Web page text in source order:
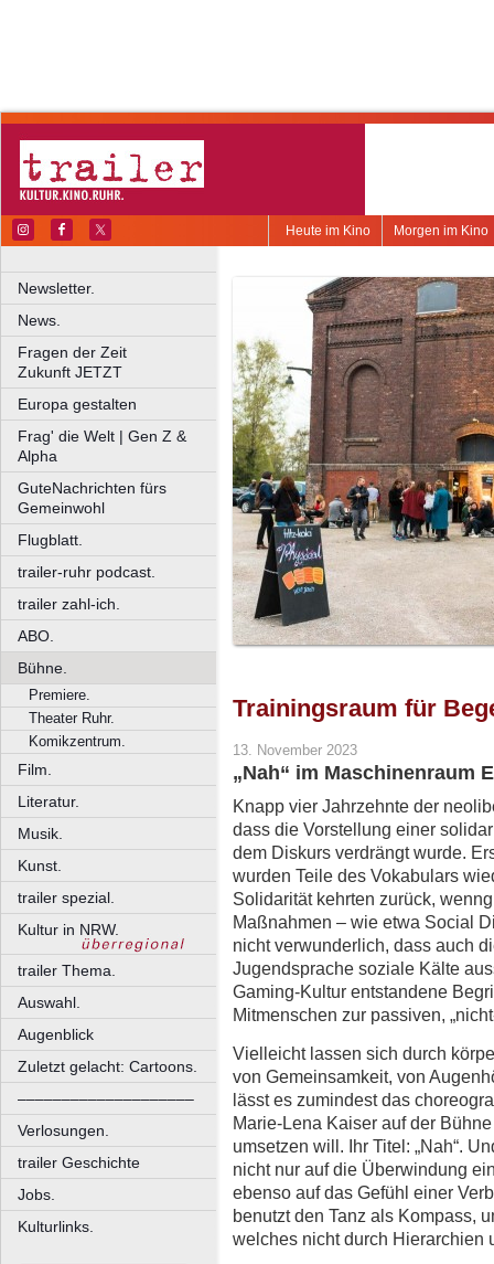
Morgen im Kino
Heute im Kino
Newsletter.
News.
Fragen der Zeit
Zukunft JETZT
Europa gestalten
Frag' die Welt | Gen Z &
Alpha
GuteNachrichten fürs
Gemeinwohl
Flugblatt.
trailer-ruhr podcast.
trailer zahl-ich.
ABO.
Bühne.
Premiere.
Theater Ruhr.
Komikzentrum.
Film.
Literatur.
Musik.
Kunst.
trailer spezial.
Kultur in NRW.
trailer Thema.
Auswahl.
Augenblick
Zuletzt gelacht: Cartoons.
––––––––––––––––––––
Verlosungen.
trailer Geschichte
Jobs.
Kulturlinks.
Trainingsraum für
13. November 2023
„Nah“ im Maschinenraum
Knapp vier Jahrzehnte der
dass die Vorstellung einer
dem Diskurs verdrängt wurde.
wurden Teile des Vokabulars
Solidarität kehrten zurück,
Maßnahmen – wie etwa Social
nicht verwunderlich, dass auch
Jugendsprache soziale Kälte
Gaming-Kultur entstandene
Mitmenschen zur passiven,
Vielleicht lassen sich durch
von Gemeinsamkeit, von
lässt es zumindest das
Marie-Lena Kaiser auf der
umsetzen will. Ihr Titel: „Nah“.
nicht nur auf die Überwindung
ebenso auf das Gefühl einer
benutzt den Tanz als Kompass,
welches nicht durch Hierarchien